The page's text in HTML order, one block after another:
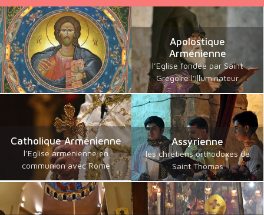
Apolostique
Arménienne
l’Eglise fondée par Saint
Grégoire l’Illuminateur
Catholique Arménienne
l’Eglise arménienne en
communion avec Rome
Assyrienne
les chrétiens orthodoxes de
Saint Thomas